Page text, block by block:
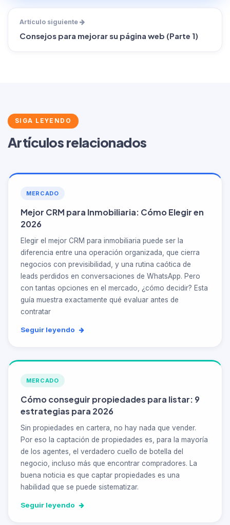
Artículo siguiente
Consejos para mejorar su página web (Parte 1)
SIGA LEYENDO
Artículos relacionados
MERCADO
Mejor CRM para Inmobiliaria: Cómo Elegir en
2026
Elegir el mejor CRM para inmobiliaria puede ser la
diferencia entre una operación organizada, que cierra
negocios con previsibilidad, y una rutina caótica de
leads perdidos en conversaciones de WhatsApp. Pero
con tantas opciones en el mercado, ¿cómo decidir? Esta
guía muestra exactamente qué evaluar antes de
contratar
Seguir leyendo
MERCADO
Cómo conseguir propiedades para listar: 9
estrategias para 2026
Sin propiedades en cartera, no hay nada que vender.
Por eso la captación de propiedades es, para la mayoría
de los agentes, el verdadero cuello de botella del
negocio, incluso más que encontrar compradores. La
buena noticia es que captar propiedades es una
habilidad que se puede sistematizar.
Seguir leyendo